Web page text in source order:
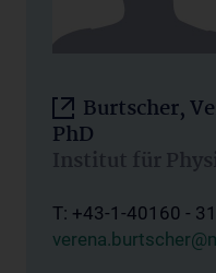
Burtscher,
PhD
Institut für
T: +43-1-40160 -